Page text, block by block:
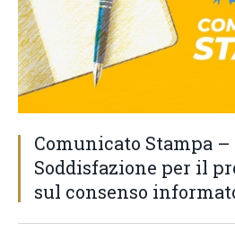
Comunicato Stampa
Soddisfazione per il
sul consenso